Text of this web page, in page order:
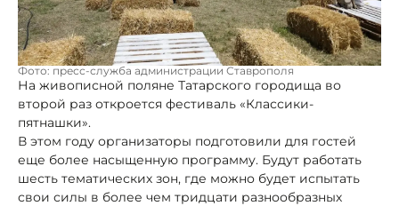
Фото: пресс-служба администрации Ставрополя
На живописной поляне Татарского городища во
второй раз откроется фестиваль «Классики-
пятнашки».
В этом году организаторы подготовили для гостей
еще более насыщенную программу. Будут работать
шесть тематических зон, где можно будет испытать
свои силы в более чем тридцати разнообразных